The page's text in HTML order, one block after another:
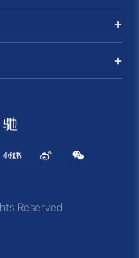
Reserved